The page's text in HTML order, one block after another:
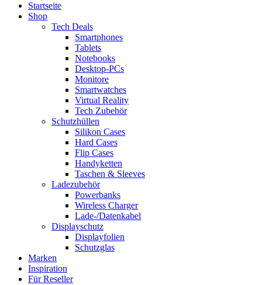
Startseite
Shop
Tech Deals
Smartphones
Tablets
Notebooks
Desktop-PCs
Monitore
Smartwatches
Virtual Reality
Tech Zubehör
Schutzhüllen
Silikon Cases
Hard Cases
Flip Cases
Handyketten
Taschen & Sleeves
Ladezubehör
Powerbanks
Wireless Charger
Lade-/Datenkabel
Displayschutz
Displayfolien
Schutzglas
Marken
Inspiration
Für Reseller